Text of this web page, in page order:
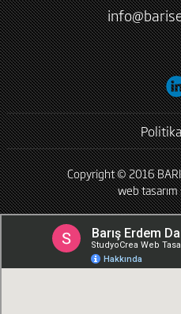
Copyright © 2016
web tasarım